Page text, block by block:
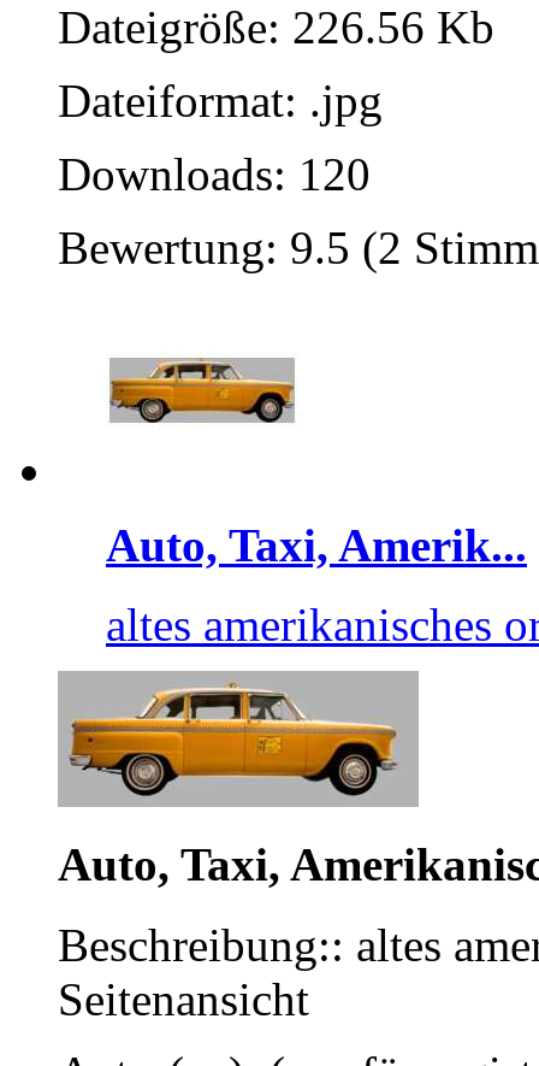
Dateigröße: 226.56 Kb
Dateiformat: .jpg
Downloads: 120
Bewertung: 9.5 (2
Auto, Taxi, Amerik...
altes amerikanisches
Auto, Taxi,
Beschreibung:: altes
Seitenansicht